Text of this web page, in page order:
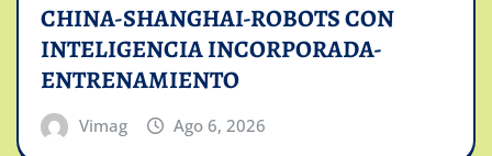
CHINA-SHANGHAI-ROBOTS CON
INTELIGENCIA INCORPORADA-
ENTRENAMIENTO
Vimag Ago 6, 2026